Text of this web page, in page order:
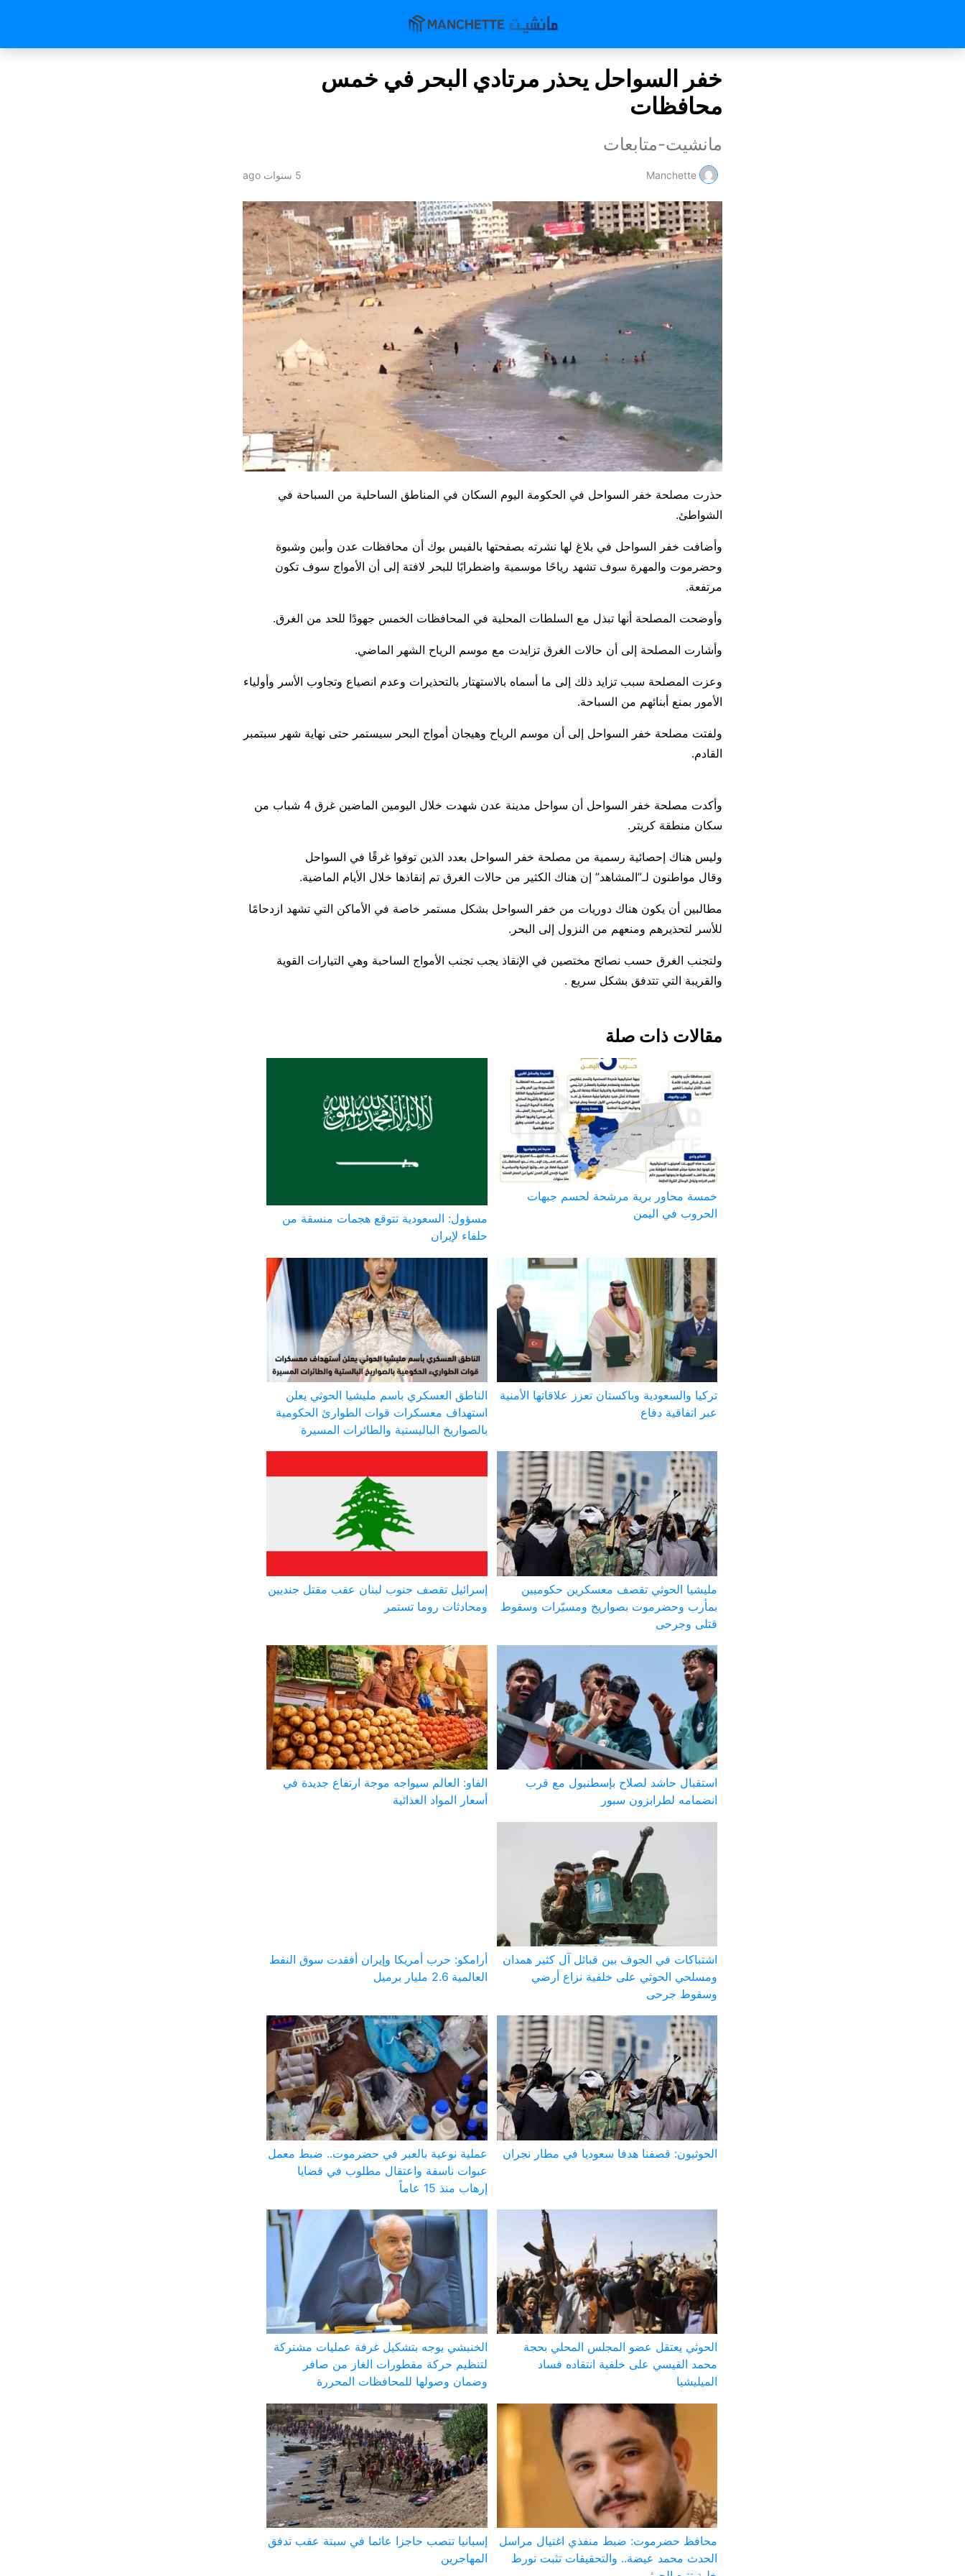
خفر السواحل يحذر مرتادي البحر في خمس
محافظات
مانشيت-متابعات
Manchette 5 سنوات ago
حذرت مصلحة خفر السواحل في الحكومة اليوم السكان في المناطق الساحلية من السباحة في
الشواطئ.
وأضافت خفر السواحل في بلاغ لها نشرته بصفحتها بالفيس بوك أن محافظات عدن وأبين وشبوة
وحضرموت والمهرة سوف تشهد رياحًا موسمية واضطرابًا للبحر لافتة إلى أن الأمواج سوف تكون
مرتفعة.
وأوضحت المصلحة أنها تبذل مع السلطات المحلية في المحافظات الخمس جهودًا للحد من الغرق.
وأشارت المصلحة إلى أن حالات الغرق تزايدت مع موسم الرياح الشهر الماضي.
وعزت المصلحة سبب تزايد ذلك إلى ما أسماه بالاستهتار بالتحذيرات وعدم انصياع وتجاوب الأسر وأولياء
الأمور بمنع أبنائهم من السباحة.
ولفتت مصلحة خفر السواحل إلى أن موسم الرياح وهيجان أمواج البحر سيستمر حتى نهاية شهر سبتمبر
القادم.
وأكدت مصلحة خفر السواحل أن سواحل مدينة عدن شهدت خلال اليومين الماضين غرق 4 شباب من
سكان منطقة كريتر.
وليس هناك إحصائية رسمية من مصلحة خفر السواحل بعدد الذين توفوا غرقًا في السواحل
وقال مواطنون لـ”المشاهد” إن هناك الكثير من حالات الغرق تم إنقاذها خلال الأيام الماضية.
مطالبين أن يكون هناك دوريات من خفر السواحل بشكل مستمر خاصة في الأماكن التي تشهد ازدحامًا
للأسر لتحذيرهم ومنعهم من النزول إلى البحر.
ولتجنب الغرق حسب نصائح مختصين في الإنقاذ يجب تجنب الأمواج الساحبة وهي التيارات القوية
والقريبة التي تتدفق بشكل سريع .
مقالات ذات صلة
خمسة محاور برية مرشحة لحسم جبهات
الحروب في اليمن
مسؤول: السعودية تتوقع هجمات منسقة من
حلفاء لإيران
تركيا والسعودية وباكستان تعزز علاقاتها الأمنية
عبر اتفاقية دفاع
الناطق العسكري باسم مليشيا الحوثي يعلن
استهداف معسكرات قوات الطوارئ الحكومية
بالصواريخ الباليستية والطائرات المسيرة
مليشيا الحوثي تقصف معسكرين حكوميين
بمأرب وحضرموت بصواريخ ومسيّرات وسقوط
قتلى وجرحى
إسرائيل تقصف جنوب لبنان عقب مقتل جنديين
ومحادثات روما تستمر
استقبال حاشد لصلاح بإسطنبول مع قرب
انضمامه لطرابزون سبور
الفاو: العالم سيواجه موجة ارتفاع جديدة في
أسعار المواد الغذائية
اشتباكات في الجوف بين قبائل آل كثير همدان
ومسلحي الحوثي على خلفية نزاع أرضي
وسقوط جرحى
أرامكو: حرب أمريكا وإيران أفقدت سوق النفط
العالمية 2.6 مليار برميل
الحوثيون: قصفنا هدفا سعوديا في مطار نجران
عملية نوعية بالعبر في حضرموت.. ضبط معمل
عبوات ناسفة واعتقال مطلوب في قضايا
إرهاب منذ 15 عاماً
الحوثي يعتقل عضو المجلس المحلي بحجة
محمد القيسي على خلفية انتقاده فساد
الميليشيا
الخنبشي يوجه بتشكيل غرفة عمليات مشتركة
لتنظيم حركة مقطورات الغاز من صافر
وضمان وصولها للمحافظات المحررة
محافظ حضرموت: ضبط منفذي اغتيال مراسل
الحدث محمد عيضة.. والتحقيقات تثبت تورط
إسبانيا تنصب حاجزا عائما في سبتة عقب تدفق
المهاجرين